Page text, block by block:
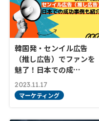
韓国発・センイル広告
（推し広告）でファンを
魅了！日本での成…
2023.11.17
マーケティング